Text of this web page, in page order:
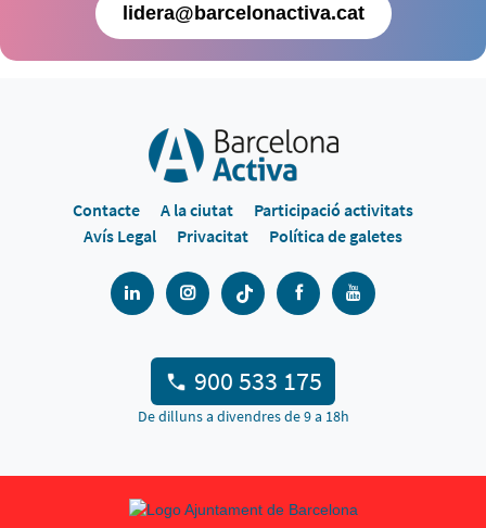
lidera@barcelonactiva.cat
Contacte A la ciutat
Participació activitats
Avís Legal
Privacitat Política de galetes
900 533 175
De dilluns a divendres de 9 a 18h